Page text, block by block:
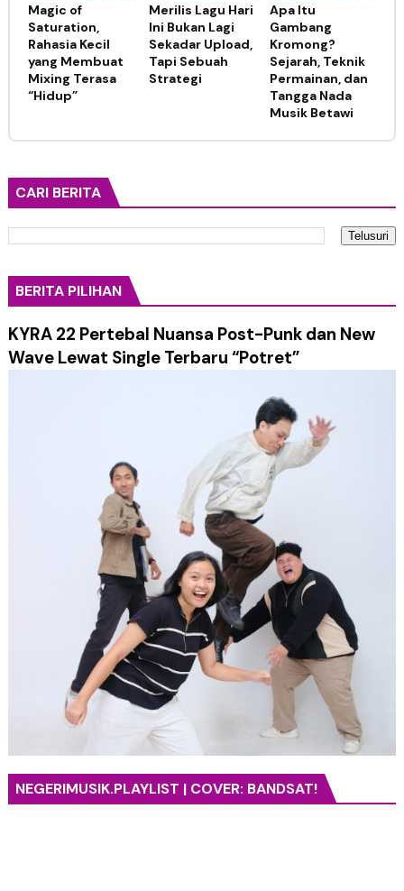
Magic of
Saturation,
Rahasia Kecil
yang Membuat
Mixing Terasa
“Hidup”
Merilis Lagu Hari
Ini Bukan Lagi
Sekadar Upload,
Tapi Sebuah
Strategi
Apa Itu
Gambang
Kromong?
Sejarah, Teknik
Permainan, dan
Tangga Nada
Musik Betawi
CARI BERITA
BERITA PILIHAN
KYRA 22 Pertebal Nuansa Post-Punk dan New
Wave Lewat Single Terbaru “Potret”
NEGERIMUSIK.PLAYLIST | COVER: BANDSAT!